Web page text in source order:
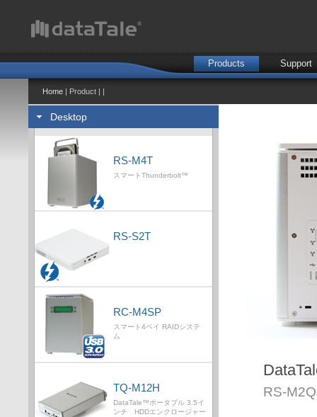
Products Support
Home | Product | |
Desktop
RS-M4T
スマートThunderbolt™
RS-S2T
RC-M4SP
スマート4ベイ RAIDシステ
ム
TQ-M12H
DataTale™ポータブル 3.5イ
ンチ HDDエンクロージャー
RS-